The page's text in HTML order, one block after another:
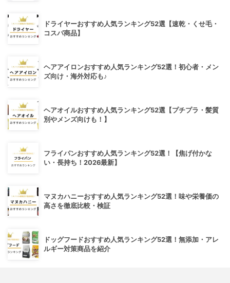
ドライヤーおすすめ人気ランキング52選【速乾・くせ毛・
コスパ商品】
ヘアアイロンおすすめ人気ランキング52選！初心者・メン
ズ向け・海外対応も♪
ヘアオイルおすすめ人気ランキング52選【プチプラ・髪質
別やメンズ向けも！】
フライパンおすすめ人気ランキング52選！【焦げ付かな
い・長持ち！2026最新】
マヌカハニーおすすめ人気ランキング52選！味や栄養価の
高さを徹底比較・検証
ドッグフードおすすめ人気ランキング52選！無添加・アレ
ルギー対策商品を紹介